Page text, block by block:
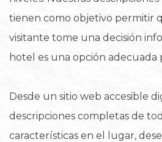
tienen como objetivo permitir
visitante tome una decisión
hotel es una opción adecuada
Desde un sitio web accesible
descripciones completas de
características en el lugar,